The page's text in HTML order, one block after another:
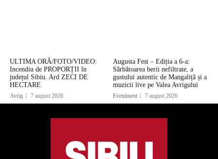
ULTIMA ORĂ/FOTO/VIDEO:
Incendiu de PROPORȚII în
județul Sibiu. Ard ZECI DE
HECTARE
Avrig 7 august 2026
Augusta Fest – Ediția a 6-a:
Sărbătoarea berii nefiltrate, a
gustului autentic de Mangaliță și a
muzicii live pe Valea Avrigului
Eveniment 7 august 2026